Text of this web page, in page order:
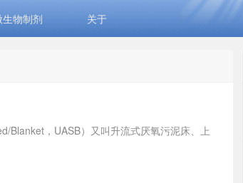
生物制剂 关于
Blanket，UASB）又叫升流式厌氧污泥床、上